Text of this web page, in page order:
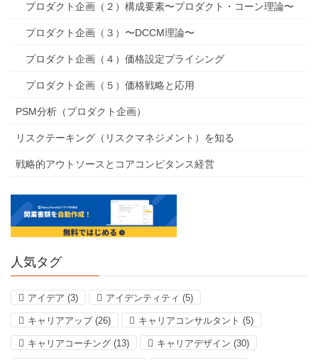
プロダクト企画（２）構成要素〜プロダクト・コーン理論〜
プロダクト企画（３）〜DCCM理論〜
プロダクト企画（４）価格設定プライシング
プロダクト企画（５）価格戦略と応用
PSM分析（プロダクト企画）
リスクテーキング（リスクマネジメント）を知る
戦略的アウトソースとコアコンピタンス経営
人気タグ
アイデア (3) アイデンティティ (5)
キャリアアップ(26) キャリアコンサルタント (5)
キャリアコーチング (13) キャリアデザイン (30)